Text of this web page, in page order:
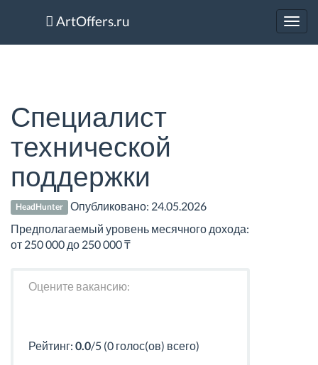
ArtOffers.ru
Специалист
технической
поддержки
HeadHunter Опубликовано: 24.05.2026
Предполагаемый уровень месячного дохода:
от 250 000 до 250 000 ₸
Оцените вакансию:
Рейтинг: 0.0/5 (0 голос(ов) всего)